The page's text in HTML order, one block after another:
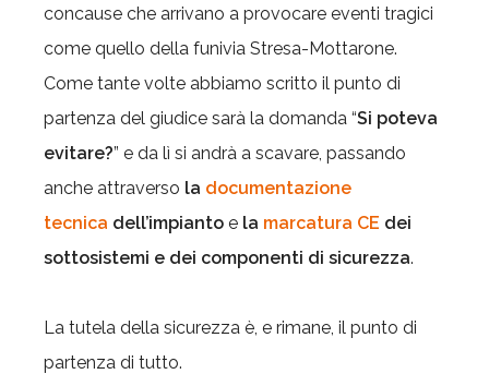
concause che arrivano a provocare eventi tragici
come quello della funivia Stresa-Mottarone.
Come tante volte abbiamo scritto il punto di
partenza del giudice sarà la domanda “Si poteva
evitare?” e da lì si andrà a scavare, passando
anche attraverso la documentazione
tecnica dell’impianto e la marcatura CE dei
sottosistemi e dei componenti di sicurezza.
La tutela della sicurezza è, e rimane, il punto di
partenza di tutto.